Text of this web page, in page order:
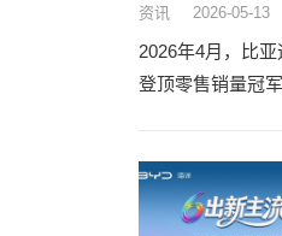
资讯 2026-05-13
2026年4月，比
登顶零售销量冠